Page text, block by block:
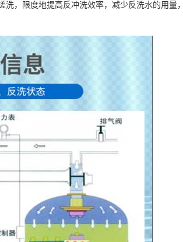
，限度地提高反冲洗效率，减少反洗水的用量